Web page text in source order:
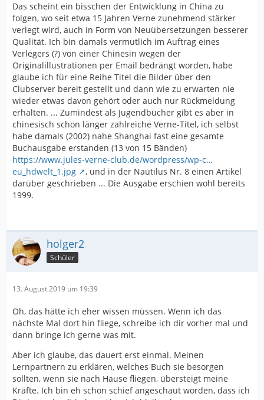
Das scheint ein bisschen der Entwicklung in China zu
folgen, wo seit etwa 15 Jahren Verne zunehmend stärker
verlegt wird, auch in Form von Neuübersetzungen besserer
Qualität. Ich bin damals vermutlich im Auftrag eines
Verlegers (?) von einer Chinesin wegen der
Originalillustrationen per Email bedrängt worden, habe
glaube ich für eine Reihe Titel die Bilder über den
Clubserver bereit gestellt und dann wie zu erwarten nie
wieder etwas davon gehört oder auch nur Rückmeldung
erhalten. ... Zumindest als Jugendbücher gibt es aber in
chinesisch schon länger zahlreiche Verne-Titel, ich selbst
habe damals (2002) nahe Shanghai fast eine gesamte
Buchausgabe erstanden (13 von 15 Bänden)
https://www.jules-verne-club.de/wordpress/wp-c…
eu_hdwelt_1.jpg
, und in der Nautilus Nr. 8 einen Artikel
darüber geschrieben ... Die Ausgabe erschien wohl bereits
1999.
holger2
Schüler
13. August 2019 um 19:39
Oh, das hätte ich eher wissen müssen. Wenn ich das
nächste Mal dort hin fliege, schreibe ich dir vorher mal und
dann bringe ich gerne was mit.
Aber ich glaube, das dauert erst einmal. Meinen
Lernpartnern zu erklären, welches Buch sie besorgen
sollten, wenn sie nach Hause fliegen, übersteigt meine
Kräfte. Ich bin eh schon schief angeschaut worden, dass ich